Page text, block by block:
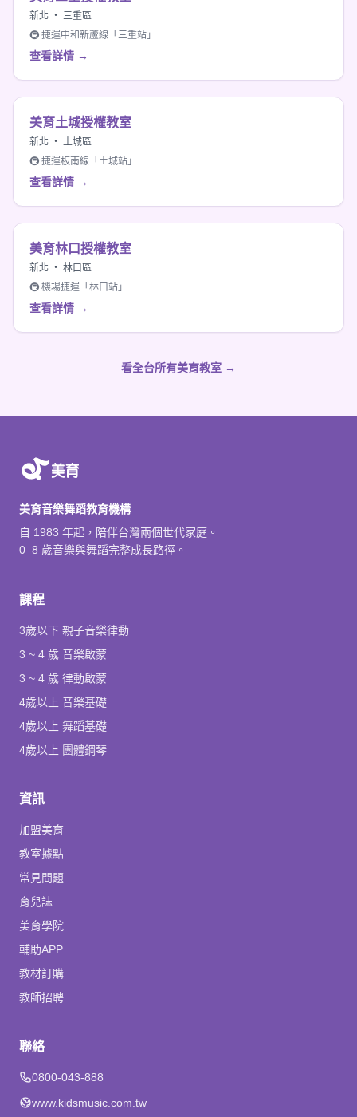
新北 ・ 三重區
🚇 捷運中和新蘆線「三重站」
查看詳情 →
美育土城授權教室
新北 ・ 土城區
🚇 捷運板南線「土城站」
查看詳情 →
美育林口授權教室
新北 ・ 林口區
🚇 機場捷運「林口站」
查看詳情 →
看全台所有美育教室 →
美育音樂舞蹈教育機構
自 1983 年起，陪伴台灣兩個世代家庭。
0–8 歲音樂與舞蹈完整成長路徑。
課程
3歲以下 親子音樂律動
3 ~ 4 歲 音樂啟蒙
3 ~ 4 歲 律動啟蒙
4歲以上 音樂基礎
4歲以上 舞蹈基礎
4歲以上 團體鋼琴
資訊
加盟美育
教室據點
常見問題
育兒誌
美育學院
輔助APP
教材訂購
教師招聘
聯絡
0800-043-888
www.kidsmusic.com.tw